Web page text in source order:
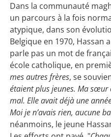
Dans la communauté
un parcours à la fois
atypique, dans son
Belgique en 1970, Hassan
parle pas un mot de
école catholique, en
mes autres frères, se
étaient plus jeunes. Ma sœur
mal. Elle avait déjà une
Moi je n’avais rien, aucune
néanmoins, le jeune